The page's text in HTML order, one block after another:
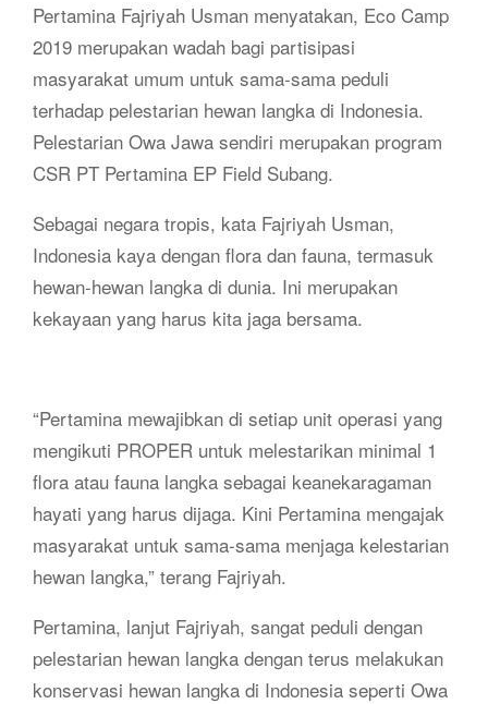
Pertamina Fajriyah Usman menyatakan, Eco Camp
2019 merupakan wadah bagi partisipasi
masyarakat umum untuk sama-sama peduli
terhadap pelestarian hewan langka di Indonesia.
Pelestarian Owa Jawa sendiri merupakan program
CSR PT Pertamina EP Field Subang.
Sebagai negara tropis, kata Fajriyah Usman,
Indonesia kaya dengan flora dan fauna, termasuk
hewan-hewan langka di dunia. Ini merupakan
kekayaan yang harus kita jaga bersama.
“Pertamina mewajibkan di setiap unit operasi yang
mengikuti PROPER untuk melestarikan minimal 1
flora atau fauna langka sebagai keanekaragaman
hayati yang harus dijaga. Kini Pertamina mengajak
masyarakat untuk sama-sama menjaga kelestarian
hewan langka,” terang Fajriyah.
Pertamina, lanjut Fajriyah, sangat peduli dengan
pelestarian hewan langka dengan terus melakukan
konservasi hewan langka di Indonesia seperti Owa